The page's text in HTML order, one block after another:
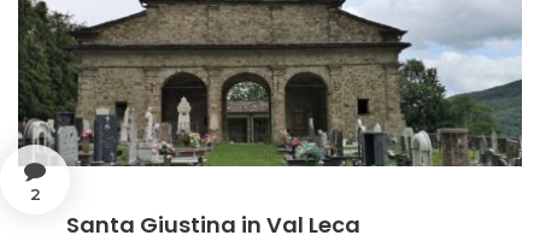
2
Santa Giustina in Val Leca